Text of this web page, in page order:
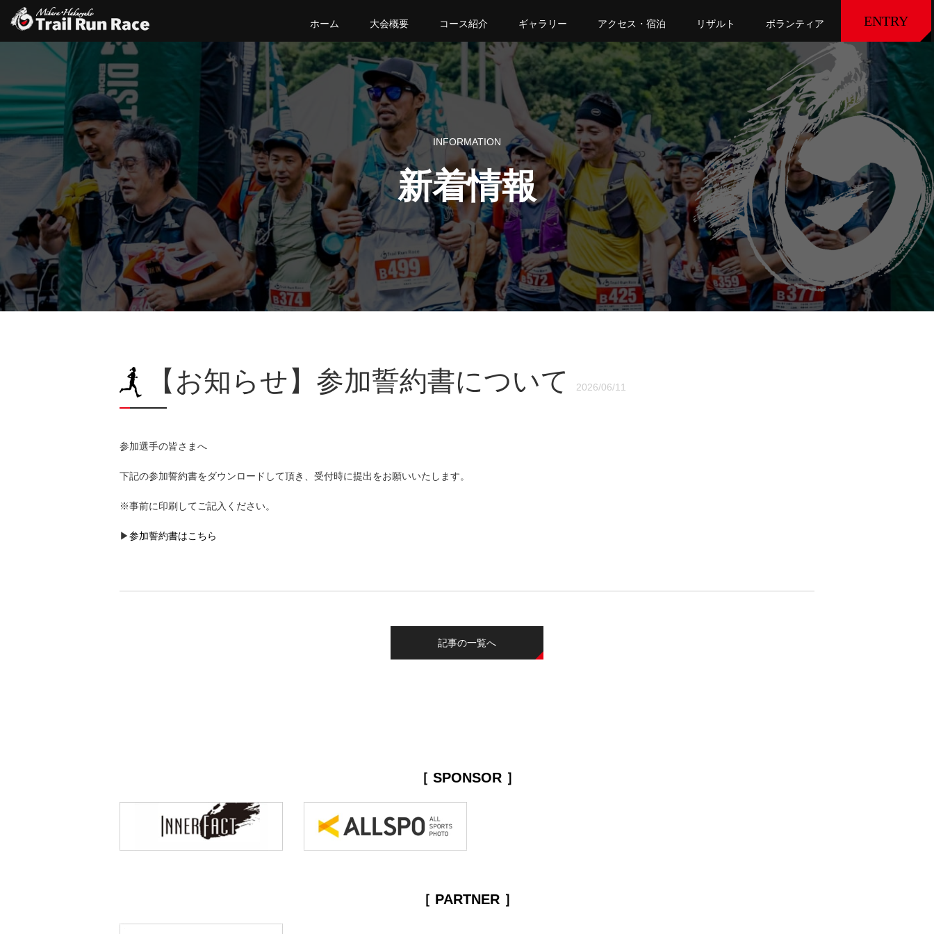
ホーム 大会概要 コース紹介 ギャラリー アクセス・宿泊 リザルト ボランティア ENTRY
INFORMATION
新着情報
【お知らせ】参加誓約書について 2026/06/11
参加選手の皆さまへ
下記の参加誓約書をダウンロードして頂き、受付時に提出をお願いいたします。
※事前に印刷してご記入ください。
▶参加誓約書はこちら
記事の一覧へ
［ SPONSOR ］
［ PARTNER ］